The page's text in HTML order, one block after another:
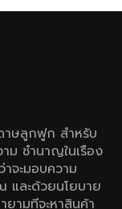
าษลูกฟูก สําหรับ
ม ชํานาญในเรือง
าจะมอบความ
และด้วยนโยบาย
ามทีจะหาสินค้า